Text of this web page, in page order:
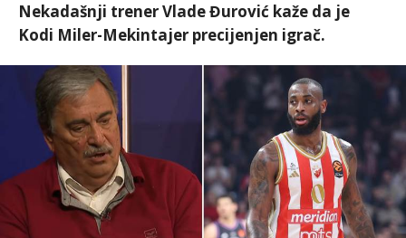
Nekadašnji trener Vlade Đurović kaže da je
Kodi Miler-Mekintajer precijenjen igrač.